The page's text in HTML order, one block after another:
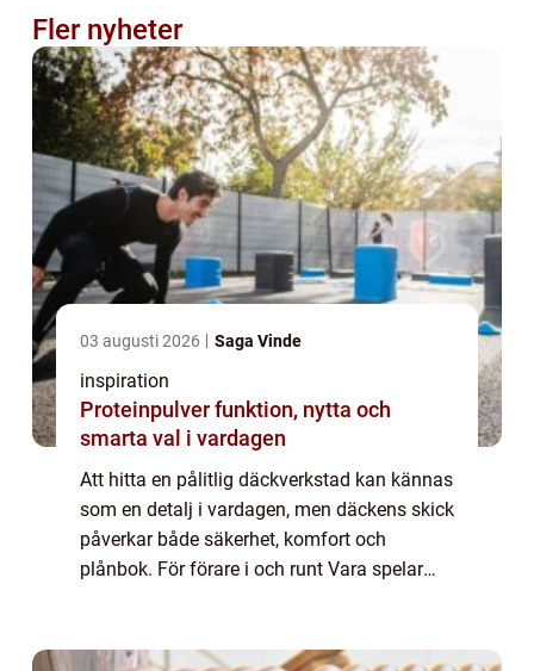
Fler nyheter
03 augusti 2026 Saga Vinde
inspiration
Proteinpulver funktion, nytta och
smarta val i vardagen
Att hitta en pålitlig däckverkstad kan kännas
som en detalj i vardagen, men däckens skick
påverkar både säkerhet, komfort och
plånbok. För förare i och runt Vara spelar